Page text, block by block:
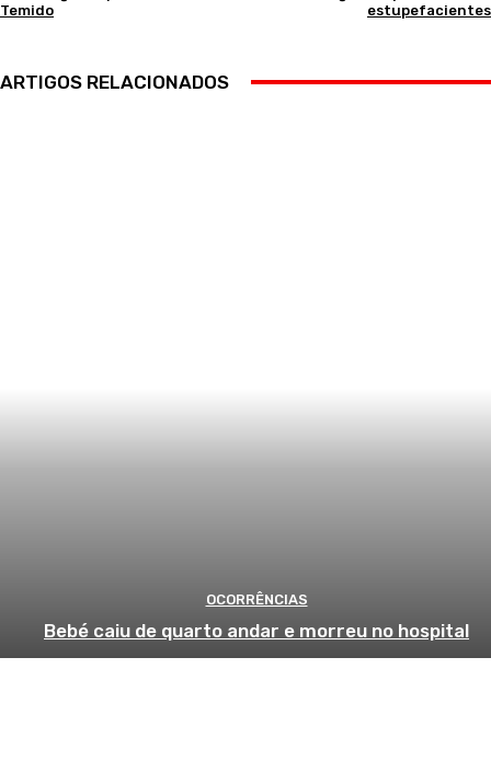
Temido
estupefacientes
ARTIGOS RELACIONADOS
OCORRÊNCIAS
Bebé caiu de quarto andar e morreu no hospital